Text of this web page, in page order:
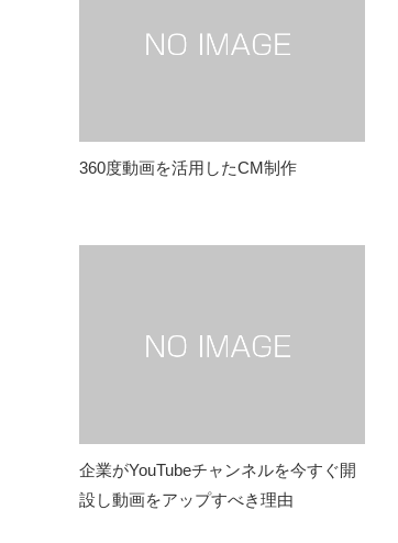
360度動画を活用したCM制作
企業がYouTubeチャンネルを今すぐ開
設し動画をアップすべき理由